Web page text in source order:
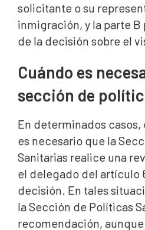
solicitante o su
inmigración, y la parte B
de la decisión sobre el
Cuándo es
sección de
En determinados casos,
es necesario que la
Sanitarias realice una
el delegado del artículo
decisión. En tales
la Sección de Políticas
recomendación,